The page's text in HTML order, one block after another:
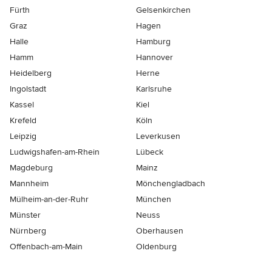
Fürth
Gelsenkirchen
Graz
Hagen
Halle
Hamburg
Hamm
Hannover
Heidelberg
Herne
Ingolstadt
Karlsruhe
Kassel
Kiel
Krefeld
Köln
Leipzig
Leverkusen
Ludwigshafen-am-Rhein
Lübeck
Magdeburg
Mainz
Mannheim
Mönchen­gladbach
Mülheim-an-der-Ruhr
München
Münster
Neuss
Nürnberg
Oberhausen
Offenbach-am-Main
Oldenburg